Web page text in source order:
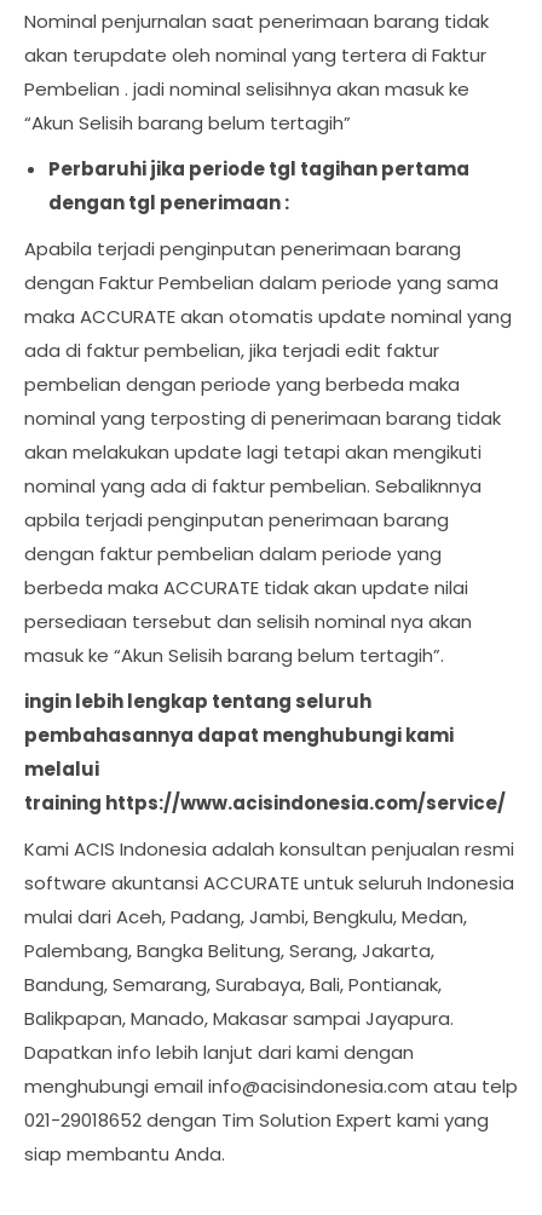
Nominal penjurnalan saat penerimaan barang tidak
akan terupdate oleh nominal yang tertera di Faktur
Pembelian . jadi nominal selisihnya akan masuk ke
“Akun Selisih barang belum tertagih”
Perbaruhi jika periode tgl tagihan pertama
dengan tgl penerimaan :
Apabila terjadi penginputan penerimaan barang
dengan Faktur Pembelian dalam periode yang sama
maka ACCURATE akan otomatis update nominal yang
ada di faktur pembelian, jika terjadi edit faktur
pembelian dengan periode yang berbeda maka
nominal yang terposting di penerimaan barang tidak
akan melakukan update lagi tetapi akan mengikuti
nominal yang ada di faktur pembelian. Sebaliknnya
apbila terjadi penginputan penerimaan barang
dengan faktur pembelian dalam periode yang
berbeda maka ACCURATE tidak akan update nilai
persediaan tersebut dan selisih nominal nya akan
masuk ke “Akun Selisih barang belum tertagih”.
ingin lebih lengkap tentang seluruh
pembahasannya dapat menghubungi kami
melalui
training https://www.acisindonesia.com/service/
Kami ACIS Indonesia adalah konsultan penjualan resmi
software akuntansi ACCURATE untuk seluruh Indonesia
mulai dari Aceh, Padang, Jambi, Bengkulu, Medan,
Palembang, Bangka Belitung, Serang, Jakarta,
Bandung, Semarang, Surabaya, Bali, Pontianak,
Balikpapan, Manado, Makasar sampai Jayapura.
Dapatkan info lebih lanjut dari kami dengan
menghubungi email info@acisindonesia.com atau telp
021-29018652 dengan Tim Solution Expert kami yang
siap membantu Anda.